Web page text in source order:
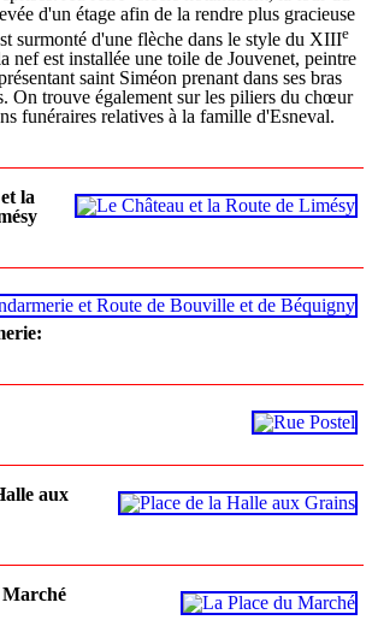
d'un étage afin de la rendre plus gracieuse
surmonté d'une flèche dans le style du XIIIe
nef est installée une toile de Jouvenet, peintre
saint Siméon prenant dans ses bras
On trouve également sur les piliers du chœur
funéraires relatives à la famille d'Esneval.
la
aux